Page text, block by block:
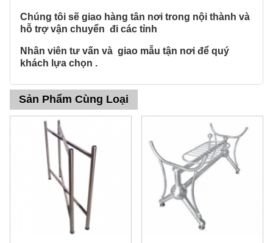
Chúng tôi sẽ giao hàng tân nơi trong nội thành và
hỗ trợ vận chuyển đi các tỉnh
Nhân viên tư vấn và giao mẫu tận nơi để quý
khách lựa chọn .
Sản Phẩm Cùng Loại